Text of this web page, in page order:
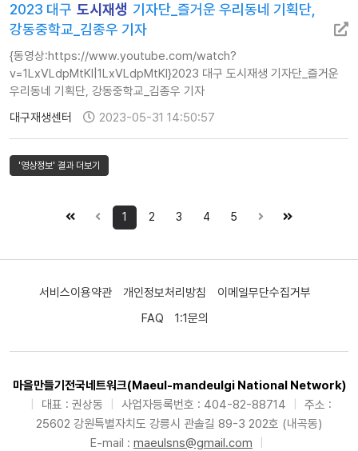
2023 대구 도시재생 기자단_즐거운 우리동네 기획단,
강동중학교_김종우 기자
{동영상:https://www.youtube.com/watch?
v=1LxVLdpMtKI|1LxVLdpMtKI}2023 대구 도시재생 기자단_즐거운
우리동네 기획단, 강동중학교_김종우 기자
대구재생센터
2023-05-31 14:50:57
'영상정보' 결과 더보기
1 2 3 4 5
서비스이용약관 개인정보처리방침
이메일무단수집거부
FAQ
1:1문의
마을만들기전국네트워크(Maeul-mandeulgi National Network)
대표 : 권상동 사업자등록번호 : 404-82-88714
주소 :
25602 강원특별자치도 강릉시 관솔길 89-3 202호 (내곡동)
E-mail : maeulsns@gmail.com